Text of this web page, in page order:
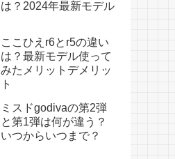
は？2024年最新モデル
ここひえr6とr5の違い
は？最新モデル使って
みたメリットデメリッ
ト
ミスドgodivaの第2弾
と第1弾は何が違う？
いつからいつまで？